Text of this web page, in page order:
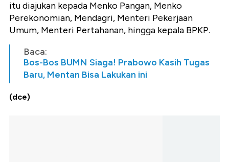
itu diajukan kepada Menko Pangan, Menko
Perekonomian, Mendagri, Menteri Pekerjaan
Umum, Menteri Pertahanan, hingga kepala BPKP.
Baca:
Bos-Bos BUMN Siaga! Prabowo Kasih Tugas
Baru, Mentan Bisa Lakukan ini
(dce)